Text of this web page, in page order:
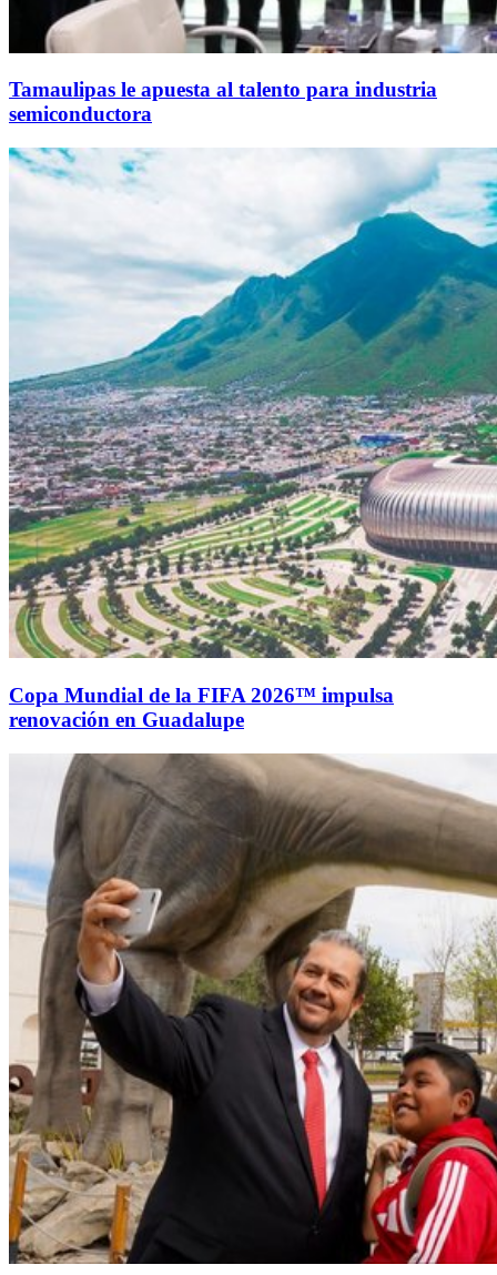
Tamaulipas le apuesta al talento para industria
semiconductora
Copa Mundial de la FIFA 2026™ impulsa
renovación en Guadalupe